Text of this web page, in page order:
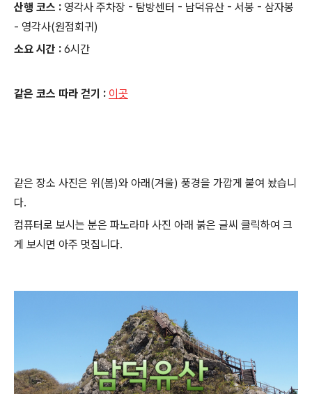
산행 코스 : 영각사 주차장 - 탐방센터 - 남덕유산 - 서봉 - 삼자봉
- 영각사(원점회귀)
소요 시간 : 6시간
같은 코스 따라 걷기 : 이곳
같은 장소 사진은 위(봄)와 아래(겨울) 풍경을 가깝게 붙여 놨습니
다.
컴퓨터로 보시는 분은 파노라마 사진 아래 붉은 글씨 클릭하여 크
게 보시면 아주 멋집니다.